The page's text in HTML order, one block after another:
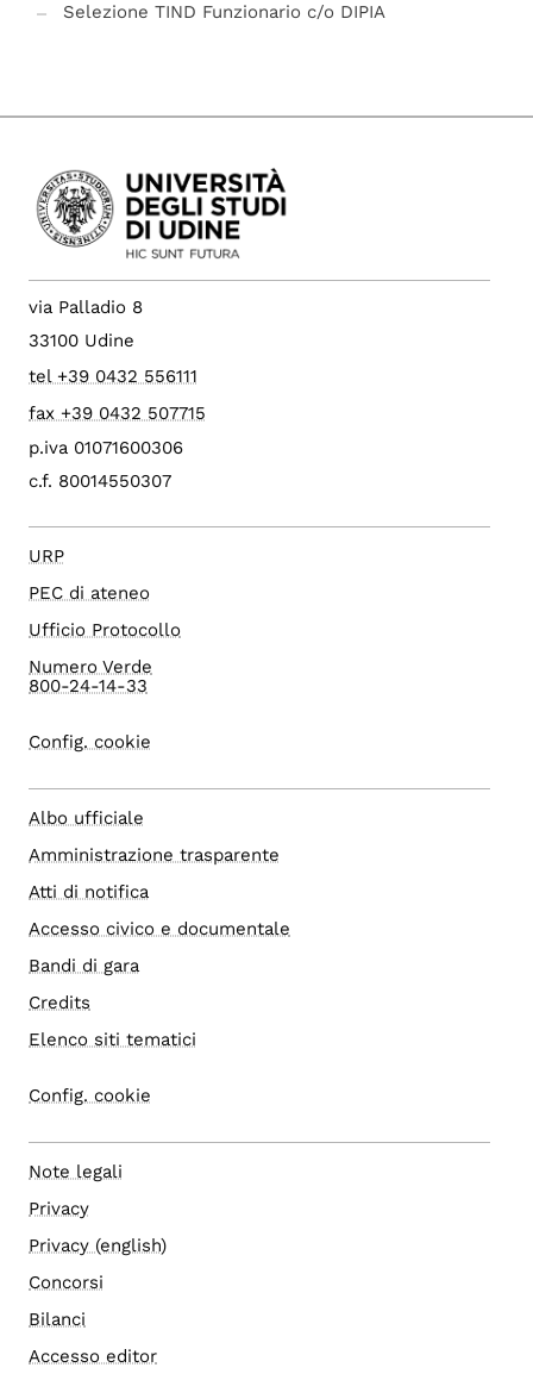
Selezione TIND Funzionario c/o DIPIA
via Palladio 8
33100 Udine
tel +39 0432 556111
fax +39 0432 507715
p.iva 01071600306
c.f. 80014550307
URP
PEC di ateneo
Ufficio Protocollo
Numero Verde
800-24-14-33
Config. cookie
Albo ufficiale
Amministrazione trasparente
Atti di notifica
Accesso civico e documentale
Bandi di gara
Credits
Elenco siti tematici
Config. cookie
Note legali
Privacy
Privacy (english)
Concorsi
Bilanci
Accesso editor